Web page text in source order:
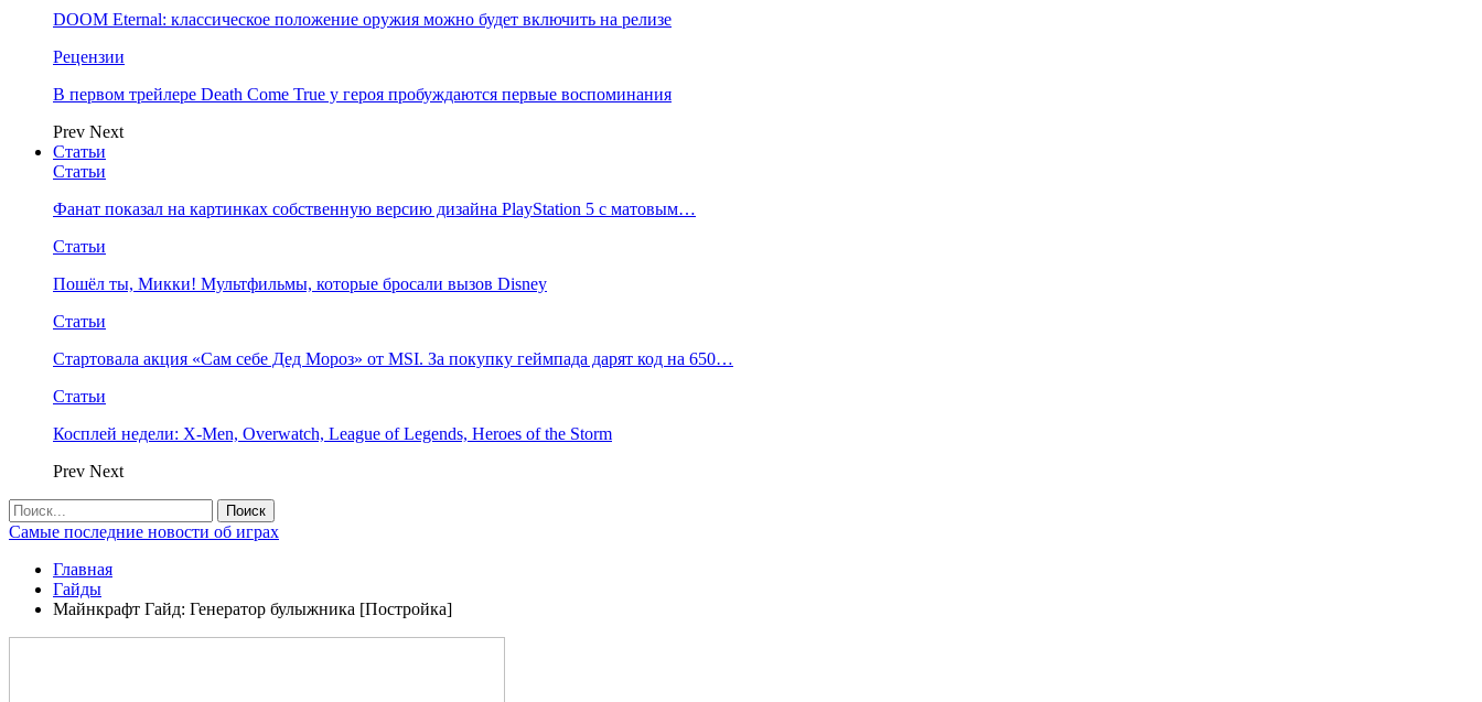
DOOM Eternal: классическое положение оружия можно будет включить на релизе
Рецензии
В первом трейлере Death Come True у героя пробуждаются первые воспоминания
Prev Next
Статьи
Статьи
Фанат показал на картинках собственную версию дизайна PlayStation 5 с матовым…
Статьи
Пошёл ты, Микки! Мультфильмы, которые бросали вызов Disney
Статьи
Стартовала акция «Сам себе Дед Мороз» от MSI. За покупку геймпада дарят код на 650…
Статьи
Косплей недели: X-Men, Overwatch, League of Legends, Heroes of the Storm
Prev Next
Самые последние новости об играх
Главная
Гайды
Майнкрафт Гайд: Генератор булыжника [Постройка]